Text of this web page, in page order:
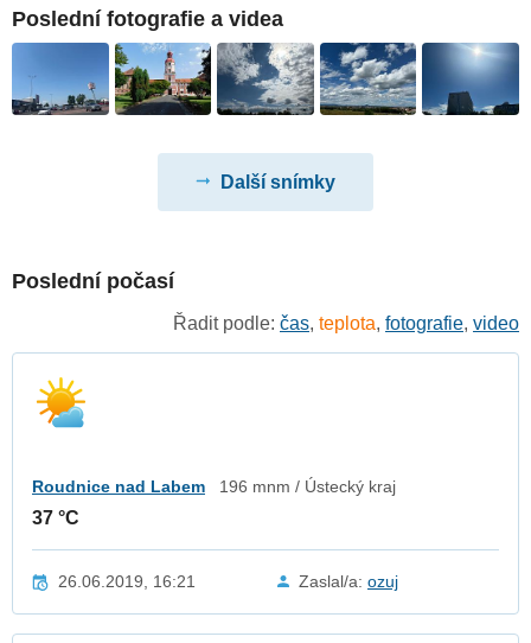
Poslední fotografie a videa
Další snímky
Poslední počasí
Řadit podle: čas, teplota, fotografie, video
Roudnice nad Labem 196 mnm / Ústecký kraj
37 °C
26.06.2019, 16:21 Zaslal/a: ozuj